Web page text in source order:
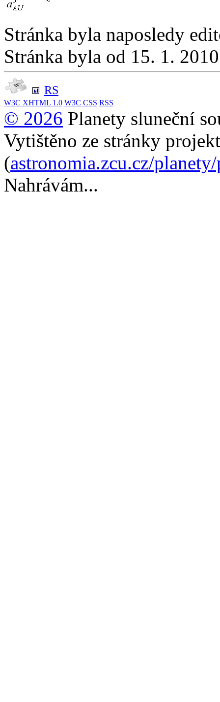
Stránka byla naposledy
Stránka byla od 15. 1.
RS
W3C XHTML 1.0 W3C CSS RSS
© 2026 Planety sluneční
Vytištěno ze stránky
(astronomia.zcu.cz/
Nahrávám...